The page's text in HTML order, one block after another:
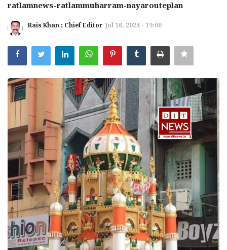
Contact
About Us
मध्य प्रदेश
Privacy policy
राजनीती
शहर
दुनिया
क्राइम
मनोरंजन
ratlamnews-ratlammuharram-nayarouteplan
Rais Khan : Chief Editor Jul 16, 2024 - 19:00